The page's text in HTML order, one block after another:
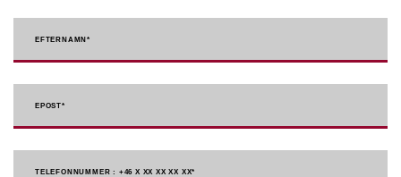
EFTERNAMN*
EPOST*
TELEFONNUMMER : +46 X XX XX XX XX*